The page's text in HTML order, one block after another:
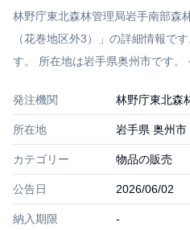
企業検索
林野庁東北森林管理局岩手南部森
（花巻地区外3）」の詳細情報で
す。 所在地は岩手県奥州市です。
発注機関 林野庁東北森
所在地 岩手県 奥州市
カテゴリー 物品の販売
公告日 2026/06/02
納入期限 -